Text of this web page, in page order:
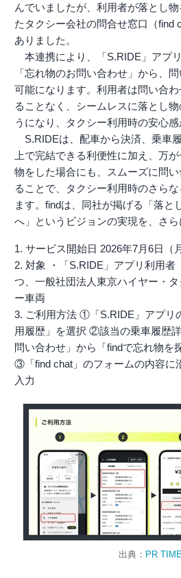
んでいましたが、利用者が落とし
たタクシー会社の問合せ窓口（find
ありました。
本連携により、「S.RIDE」アプ
「忘れ物のお問い合わせ」から、
可能になります。利用者は問い合
ることなく、シームレスに落とし
うになり、タクシー利用時の安心感
S.RIDEは、配車から決済、乗車
上で完結できる利便性に加え、万
物をした場合にも、スムーズに問
ることで、タクシー利用時のさら
ます。findは、同社が掲げる「落と
へ」というビジョンの実現を、さら
1. サービス開始日 2026年7月6日（月
2. 対象 ・「S.RIDE」アプリ利用者
つ、一般社団法人東京ハイヤー・
ー車両
3. ご利用方法 ①「S.RIDE」アプリ
用履歴」を選択 ②該当の乗車履歴
問い合わせ」から「findで忘れ物を
③「find chat」のフォームの内容に
入力
出典： PR